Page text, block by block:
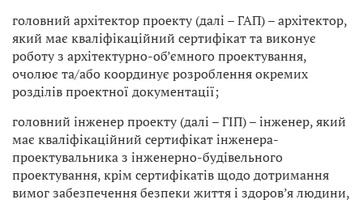
головний архітектор проекту (далі – ГАП) – архітектор,
який має кваліфікаційний сертифікат та виконує
роботу з архітектурно-об’ємного проектування,
очолює та/або координує розроблення окремих
розділів проектної документації;
головний інженер проекту (далі – ГІП) – інженер, який
має кваліфікаційний сертифікат інженера-
проектувальника з інженерно-будівельного
проектування, крім сертифікатів щодо дотримання
вимог забезпечення безпеки життя і здоров’я людини,